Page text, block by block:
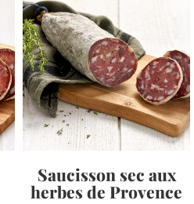
Saucisson sec aux
herbes de Provence